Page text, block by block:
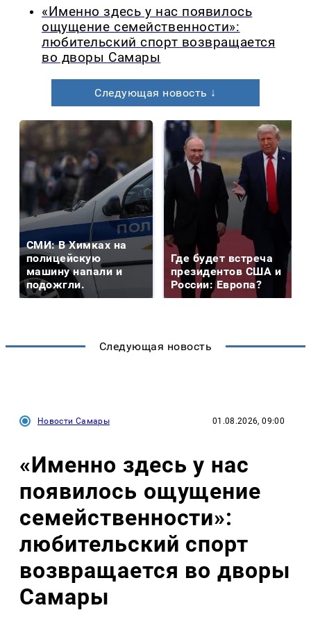
«Именно здесь у нас появилось
ощущение семейственности»:
любительский спорт возвращается
во дворы Самары
Следующая новость ↓
СМИ: В Химках на
полицейскую
машину напали и
подожгли.
Где будет встреча
президентов США и
России: Европа?
Следующая новость
Новости Самары 01.08.2026, 09:00
«Именно здесь у нас
появилось ощущение
семейственности»:
любительский спорт
возвращается во дворы
Самары